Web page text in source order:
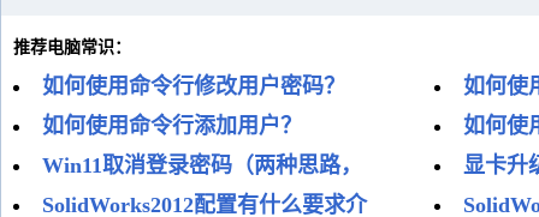
推荐电脑常识：
如何使用命令行修改用户密码？
如何使
如何使用命令行添加用户？
如何使
Win11取消登录密码（两种思路，
显卡升
SolidWorks2012配置有什么要求介